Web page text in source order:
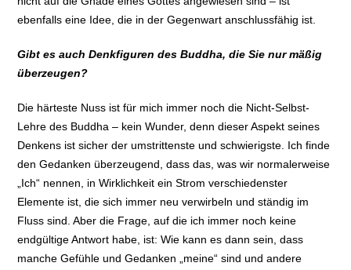
ebenfalls eine Idee, die in der Gegenwart anschlussfähig ist.
Gibt es auch Denkfiguren des Buddha, die Sie nur mäßig
überzeugen?
Die härteste Nuss ist für mich immer noch die Nicht-Selbst-
Lehre des Buddha – kein Wunder, denn dieser Aspekt seines
Denkens ist sicher der umstrittenste und schwierigste. Ich finde
den Gedanken überzeugend, dass das, was wir normalerweise
„Ich“ nennen, in Wirklichkeit ein Strom verschiedenster
Elemente ist, die sich immer neu verwirbeln und ständig im
Fluss sind. Aber die Frage, auf die ich immer noch keine
endgültige Antwort habe, ist: Wie kann es dann sein, dass
manche Gefühle und Gedanken „meine“ sind und andere